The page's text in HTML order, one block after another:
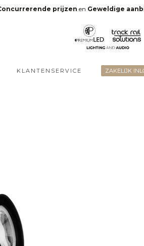
prijzen en Geweldige
KLANTENSERVICE ZAKELIJK